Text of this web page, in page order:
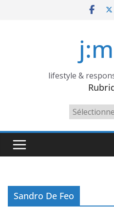
lifestyle &
Rubriques
Sandro De Feo